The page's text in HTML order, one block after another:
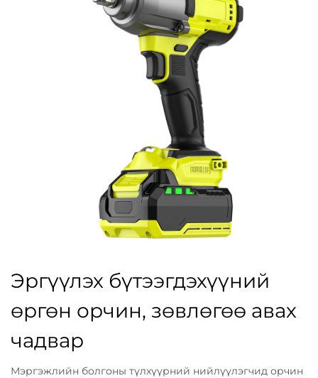
Эргүүлэх бүтээгдэхүүний
өргөн орчин, зөвлөгөө авах
чадвар
Мэргэжлийн болгоны түлхүүрний нийлүүлэгчид орчин